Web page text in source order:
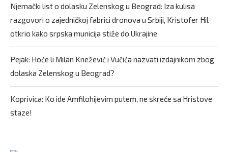
Njemački list o dolasku Zelenskog u Beograd: Iza kulisa
razgovori o zajedničkoj fabrici dronova u Srbiji, Kristofer Hil
otkrio kako srpska municija stiže do Ukrajine
Pejak: Hoće li Milan Knežević i Vučića nazvati izdajnikom zbog
dolaska Zelenskog u Beograd?
Koprivica: Ko ide Amfilohijevim putem, ne skreće sa Hristove
staze!